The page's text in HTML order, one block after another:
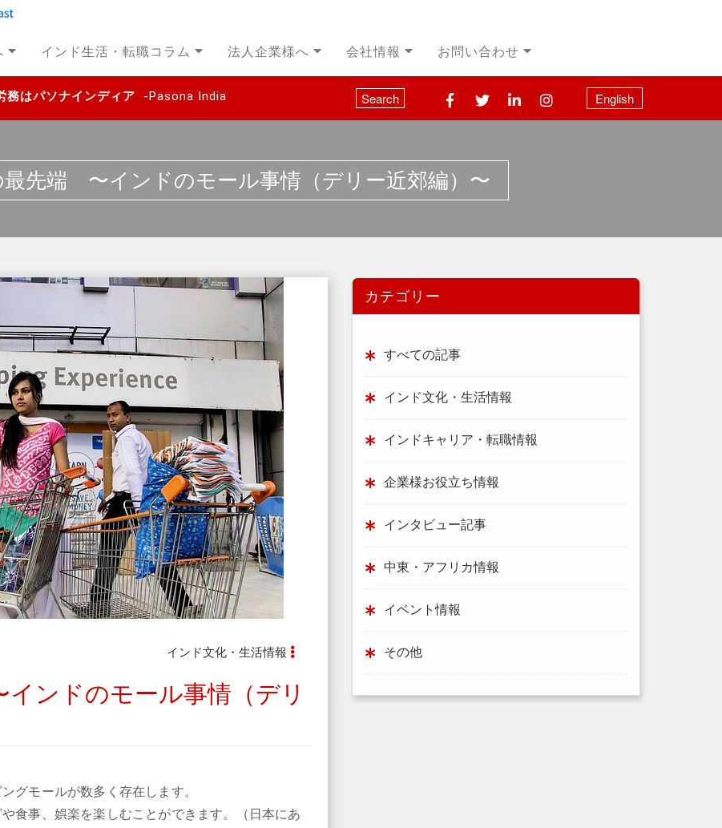
インド生活・転職コラム 法人企業様へ 会社情報 お問い合わせ
務はパソナインディア -Pasona India Search English
最先端 〜インドのモール事情（デリー近郊編）〜
インド文化・生活情報
ンドのモール事情（デリ
グモールが数多く存在します。
食事、娯楽を楽しむことができます。（日本にあ
カテゴリー
すべての記事
インド文化・生活情報
インドキャリア・転職情報
企業様お役立ち情報
インタビュー記事
中東・アフリカ情報
イベント情報
その他